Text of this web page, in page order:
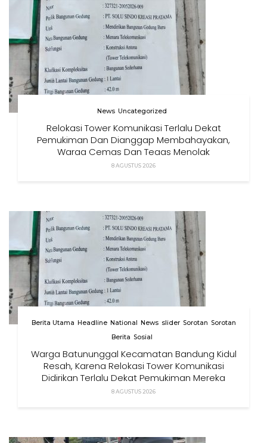
News Uncategorized
Relokasi Tower Komunikasi Terlalu Dekat
Pemukiman Dan Dianggap Membahayakan,
Warga Cemas Dan Tegas Menolak
8 AGUSTUS 2026
Berita Utama Headline National News slider Sorotan Sorotan
Berita Sosial
Warga Batununggal Kecamatan Bandung Kidul
Resah, Karena Relokasi Tower Komunikasi
Didirikan Terlalu Dekat Pemukiman Mereka
8 AGUSTUS 2026